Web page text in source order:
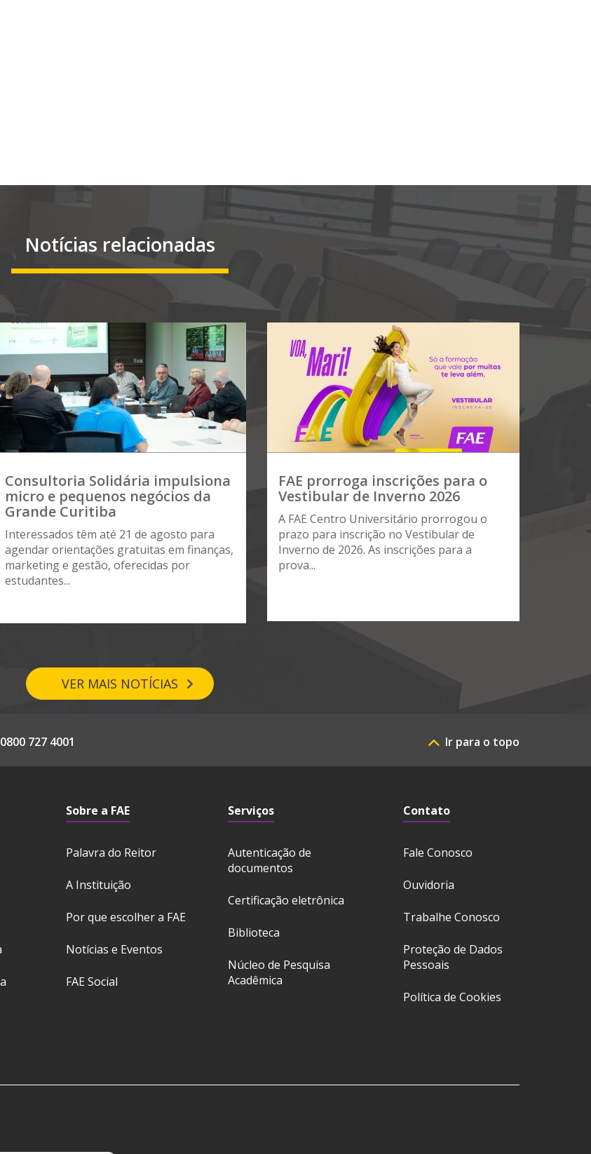
Notícias relacionadas
Consultoria Solidária impulsiona
micro e pequenos negócios da
Grande Curitiba
Interessados têm até 21 de agosto para
agendar orientações gratuitas em finanças,
marketing e gestão, oferecidas por
estudantes...
FAE prorroga inscrições para o
Vestibular de Inverno 2026
A FAE Centro Universitário prorrogou o
prazo para inscrição no Vestibular de
Inverno de 2026. As inscrições para a
prova...
VER MAIS NOTÍCIAS
0800 727 4001 Ir para o topo
Sobre a FAE
Palavra do Reitor
A Instituição
Por que escolher a FAE
Notícias e Eventos
FAE Social
Serviços
Autenticação de
documentos
Certificação eletrônica
Biblioteca
Núcleo de Pesquisa
Acadêmica
Contato
Fale Conosco
Ouvidoria
Trabalhe Conosco
Proteção de Dados
Pessoais
Política de Cookies